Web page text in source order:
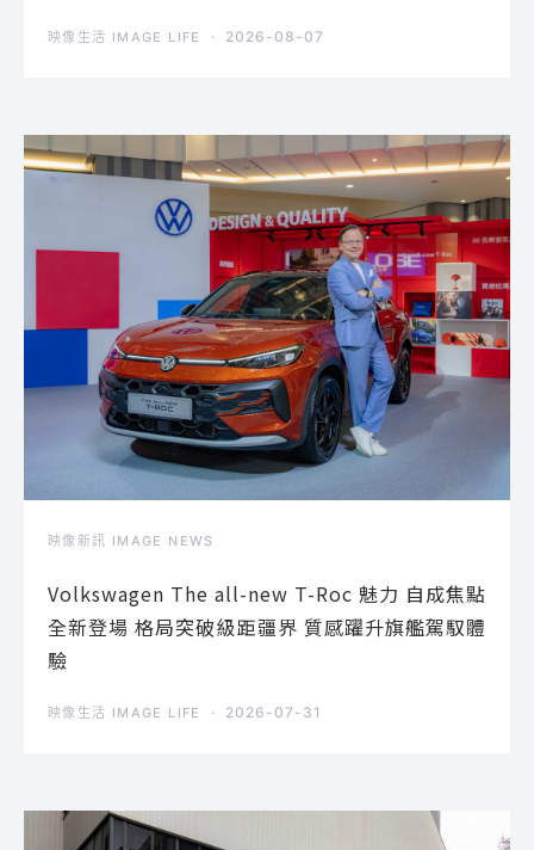
映像生活 IMAGE LIFE 2026-08-07
映像新訊 IMAGE NEWS
Volkswagen The all-new T-Roc 魅力 自成焦點
全新登場 格局突破級距疆界 質感躍升旗艦駕馭體
驗
映像生活 IMAGE LIFE 2026-07-31